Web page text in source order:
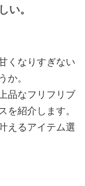
い。
くなりすぎない
。
品なフリフリブ
紹介します。
えるアイテム選